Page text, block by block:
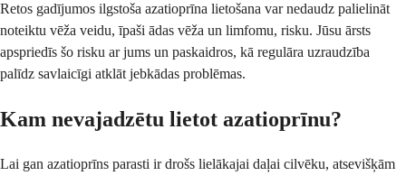
Retos gadījumos ilgstoša azatioprīna lietošana var nedaudz palielināt
noteiktu vēža veidu, īpaši ādas vēža un limfomu, risku. Jūsu ārsts
apspriedīs šo risku ar jums un paskaidros, kā regulāra uzraudzība
palīdz savlaicīgi atklāt jebkādas problēmas.
Kam nevajadzētu lietot azatioprīnu?
Lai gan azatioprīns parasti ir drošs lielākajai daļai cilvēku, atsevišķām